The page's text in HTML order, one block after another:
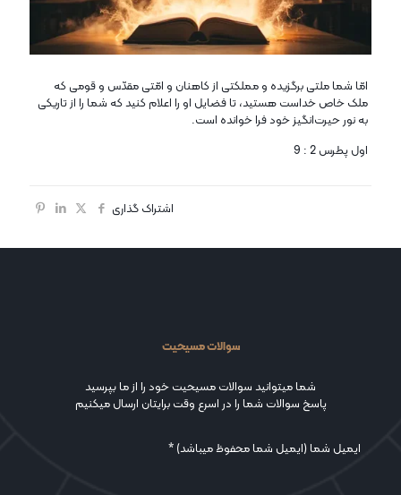
امّا شما ملتی برگزیده و مملکتی از کاهنان و امّتی مقدّس و قومی که
ملک خاص خداست هستید، تا فضایل او را اعلام کنید که شما را از تاریکی
به نور حیرت‌انگیز خود فرا خوانده است.
اول پطرس 2 : 9
اشتراک گذاری
سوالات مسیحیت
شما میتوانید سوالات مسیحیت خود را از ما بپرسید
پاسخ سوالات شما را در اسرع وقت برایتان ارسال میکنیم
ایمیل شما (ایمیل شما محفوظ میباشد) *